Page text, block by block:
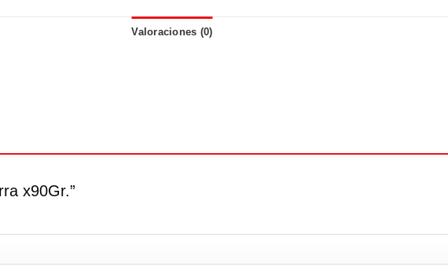
Valoraciones (0)
x90Gr.”